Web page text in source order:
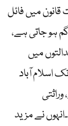
قانون میں فائل
ہو جاتی ہے،
میں
اسلام آباد
نے مزید